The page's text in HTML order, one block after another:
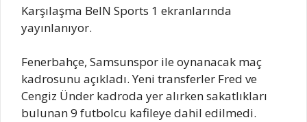
Karşılaşma BeIN Sports 1 ekranlarında
yayınlanıyor.
Fenerbahçe, Samsunspor ile oynanacak maç
kadrosunu açıkladı. Yeni transferler Fred ve
Cengiz Ünder kadroda yer alırken sakatlıkları
bulunan 9 futbolcu kafileye dahil edilmedi.